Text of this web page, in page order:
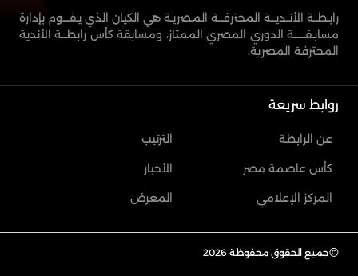
رابـطــة الأنــديـــة المحترفـــة المـصريـة هي الكيان الذي يـقــــوم بإدارة
مسابـقـــــــة الدوري المصري الممتاز، ومسابقة كأس رابطـــة الأندية
المحترفة المصرية.
روابط سريعة
عن الرابطة الترتيب
كأس عاصمة مصر الأخبار
المركز الإعلامي المعرض
©جميع الحقوق محفوظة 2026